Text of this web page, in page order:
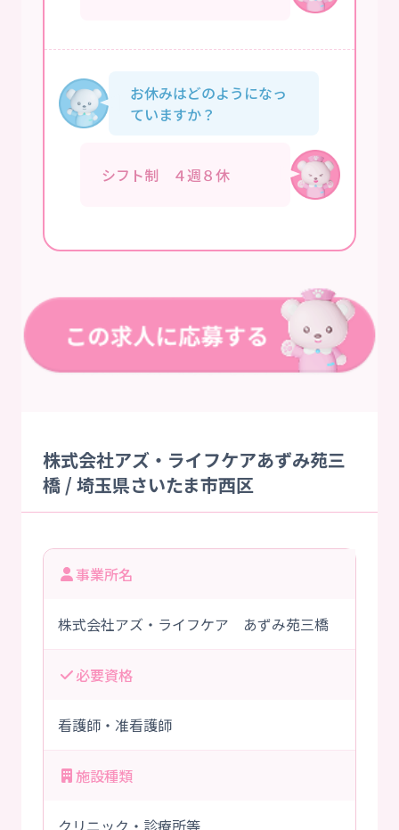
お休みはどのようになっ
ていますか？
シフト制 ４週８休
株式会社アズ・ライフケアあずみ苑三
橋 / 埼玉県さいたま市西区
事業所名
株式会社アズ・ライフケア あずみ苑三橋
必要資格
看護師・准看護師
施設種類
クリニック・診療所等